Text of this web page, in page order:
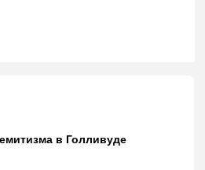
в Голливуде